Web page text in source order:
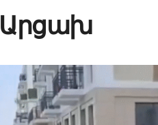
Արցախ